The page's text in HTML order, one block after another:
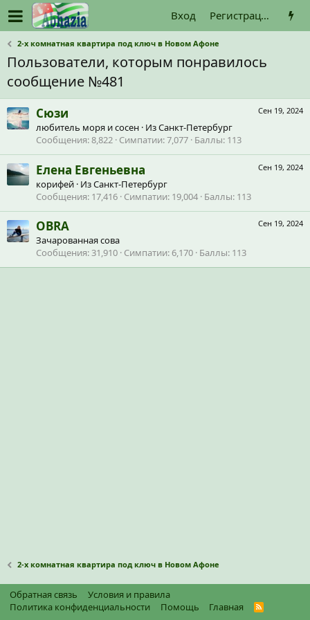
Вход Регистрация
2-х комнатная квартира под ключ в Новом Афоне
Пользователи, которым понравилось
сообщение №481
Сен 19, 2024
Сюзи
любитель моря и сосен · ИзСанкт-Петербург
Сообщения 8,822 Симпатии 7,077 Баллы 113
Сен 19, 2024
Елена Евгеньевна
корифей · ИзСанкт-Петербург
Сообщения 17,416 Симпатии 19,004 Баллы 113
Сен 19, 2024
OBRA
Зачарованная сова
Сообщения 31,910 Симпатии 6,170 Баллы 113
2-х комнатная квартира под ключ в Новом Афоне
Обратная связь
Условия и правила
Политика конфиденциальности
Помощь Главная
R